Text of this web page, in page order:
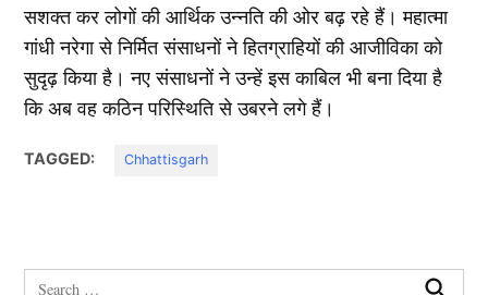
सशक्त कर लोगों की आर्थिक उन्नति की ओर बढ़ रहे हैं। महात्मा
गांधी नरेगा से निर्मित संसाधनों ने हितग्राहियों की आजीविका को
सुदृढ़ किया है। नए संसाधनों ने उन्हें इस काबिल भी बना दिया है
कि अब वह कठिन परिस्थिति से उबरने लगे हैं।
TAGGED: Chhattisgarh
Search